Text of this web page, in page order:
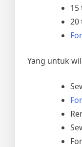
15
20
Yang untuk